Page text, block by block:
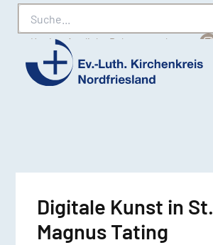
Suche
Karriere Amtliche Bekanntmachungen
Ev.-
Digitale Kunst in St.
Magnus Tating